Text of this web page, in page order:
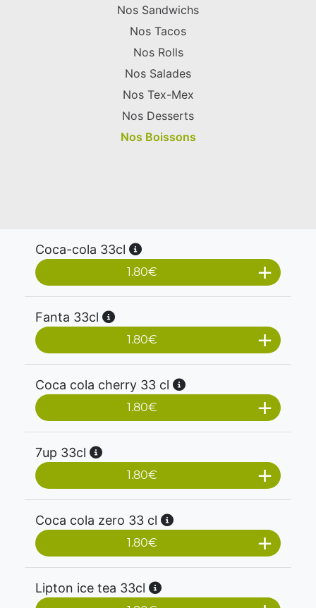
Nos Sandwichs
Nos Tacos
Nos Rolls
Nos Salades
Nos Tex-Mex
Nos Desserts
Nos Boissons
Coca-cola 33cl
1.80€
Fanta 33cl
1.80€
Coca cola cherry 33 cl
1.80€
7up 33cl
1.80€
Coca cola zero 33 cl
1.80€
Lipton ice tea 33cl